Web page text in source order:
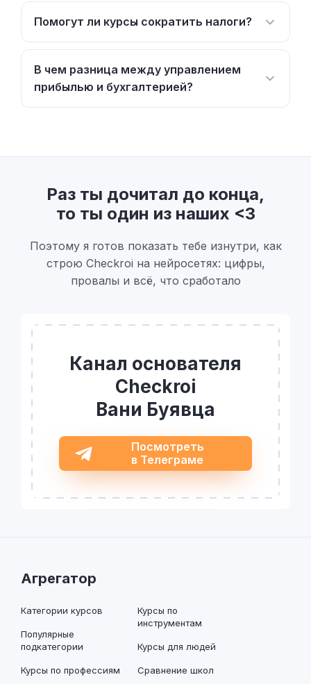
Помогут ли курсы сократить налоги?
В чем разница между управлением
прибылью и бухгалтерией?
Раз ты дочитал до конца,
то ты один из наших <3
Поэтому я готов показать тебе изнутри, как
строю Checkroi на нейросетях: цифры,
провалы и всё, что сработало
Канал основателя
Checkroi
Вани Буявца
Посмотреть
в Телеграме
Агрегатор
Категории курсов
Популярные
подкатегории
Курсы по профессиям
Курсы по
инструментам
Курсы для людей
Сравнение школ